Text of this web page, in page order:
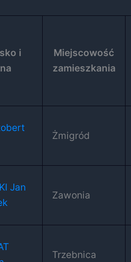
i
Miejscowość
zamieszkania
Żmigród
Jan
Zawonia
Trzebnica